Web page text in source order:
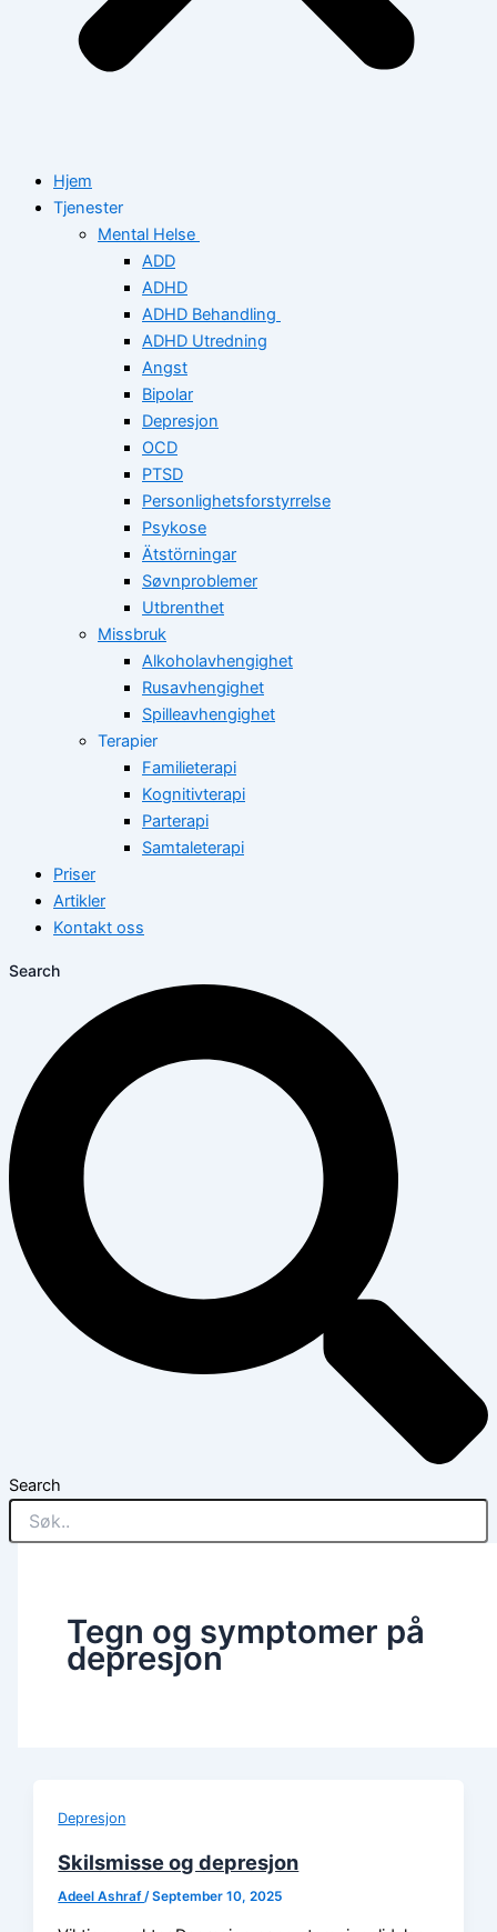
Hjem
Tjenester
Mental Helse
ADD
ADHD
ADHD Behandling
ADHD Utredning
Angst
Bipolar
Depresjon
OCD
PTSD
Personlighetsforstyrrelse
Psykose
Ätstörningar
Søvnproblemer
Utbrenthet
Missbruk
Alkoholavhengighet
Rusavhengighet
Spilleavhengighet
Terapier
Familieterapi
Kognitivterapi
Parterapi
Samtaleterapi
Priser
Artikler
Kontakt oss
Search
Search
Tegn og symptomer på
depresjon
Depresjon
Skilsmisse og depresjon
Adeel Ashraf /September 10, 2025